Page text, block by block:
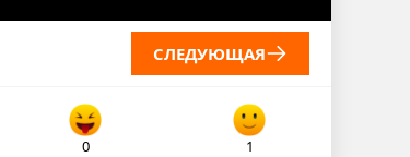
СЛЕДУЮЩАЯ
0 1